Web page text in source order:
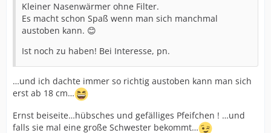
Kleiner Nasenwärmer ohne Filter.
Es macht schon Spaß wenn man sich manchmal
austoben kann. 😊
Ist noch zu haben! Bei Interesse, pn.
…und ich dachte immer so richtig austoben kann man sich
erst ab 18 cm…
Ernst beiseite…hübsches und gefälliges Pfeifchen ! …und
falls sie mal eine große Schwester bekommt…